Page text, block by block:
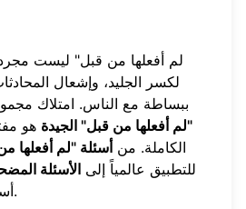
لكسر الجليد، وإشعال
ببساطة مع الناس. امتلاك
"لم أفعلها من قبل" الجيدة هو
الكاملة. من أسئلة "لم أفعلها
للتطبيق عالمياً إلى الأسئلة
أساساً متيناً لأي مناسبة.